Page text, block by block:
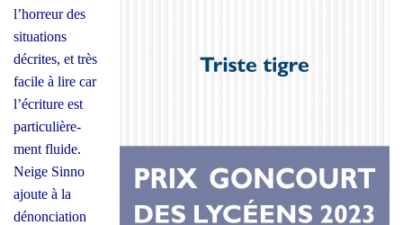
l’horreur des
situa­tions
décrites, et très
facile à lire car
l’écriture est
par­ti­cu­liè­re­
ment fluide.
Neige Sin­no
ajoute à la
dénon­cia­tion